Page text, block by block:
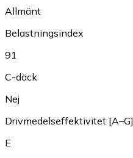
Allmänt
Belastningsindex
91
C-däck
Nej
Drivmedelseffektivitet [A–G]
E